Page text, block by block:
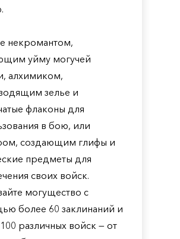
некромантом,
уйму могучей
алхимиком,
зелье и
флаконы для
в бою, или
создающим глифы и
предметы для
своих войск.
могущество с
более 60 заклинаний и
различных войск — от